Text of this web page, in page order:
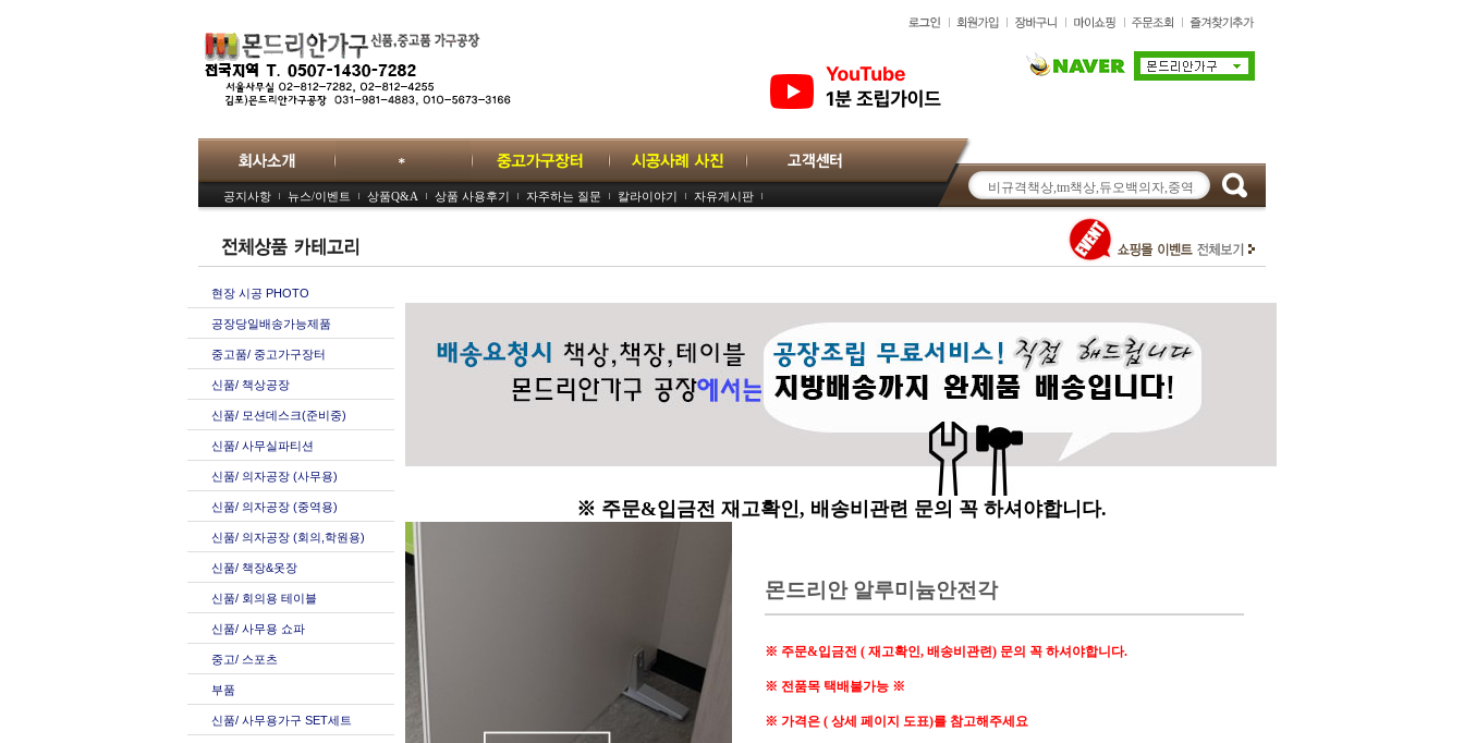
공지사항 뉴스/이벤트 상품Q&A 상품 사용후기 자주하는 질문 칼라이야기 자유게시판
현장 시공 PHOTO
공장당일배송가능제품
중고품/ 중고가구장터
신품/ 책상공장
신품/ 모션데스크(준비중)
신품/ 사무실파티션
신품/ 의자공장 (사무용)
신품/ 의자공장 (중역용)
신품/ 의자공장 (회의,학원용)
신품/ 책장&옷장
신품/ 회의용 테이블
신품/ 사무용 쇼파
중고/ 스포츠
부품
신품/ 사무용가구 SET세트
※ 주문&입금전 재고확인, 배송비관련 문의 꼭 하셔야합니다.
몬드리안 알루미늄안전각
※ 주문&입금전 ( 재고확인, 배송비관련) 문의 꼭 하셔야합니다.
※ 전품목 택배불가능 ※
※ 가격은 ( 상세 페이지 도표)를 참고해주세요